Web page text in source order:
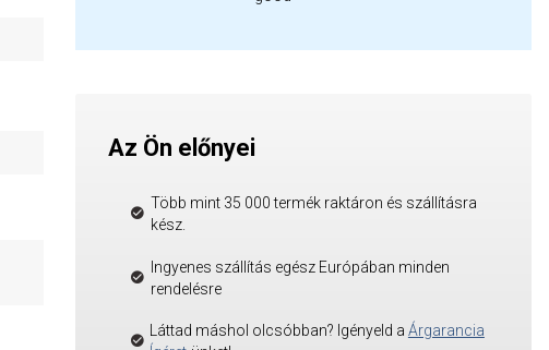
Az Ön előnyei
Több mint 35 000 termék raktáron és szállításra
kész.
Ingyenes szállítás egész Európában minden
rendelésre
Láttad máshol olcsóbban? Igényeld a Árgarancia